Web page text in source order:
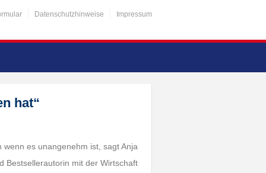
Datenschutzhinweise Impressum
hat“
es unangenehm ist, sagt Anja
Bestsellerautorin mit der Wirtschaft